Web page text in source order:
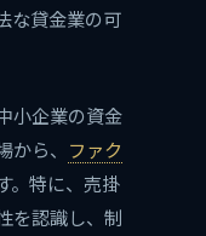
な貸金業の可
小企業の資金
ら、 ファク
。特に、売掛
を認識し、制